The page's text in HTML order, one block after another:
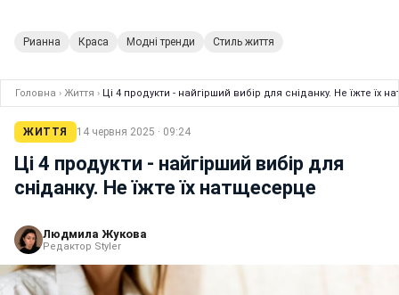
Рианна Краса Модні тренди Стиль життя
Головна › Життя › Ці 4 продукти - найгірший вибір для сніданку. Не їжте їх
ЖИТТЯ 14 червня 2025 · 09:24
Ці 4 продукти - найгірший вибір для
сніданку. Не їжте їх натщесерце
Людмила Жукова
Редактор Styler